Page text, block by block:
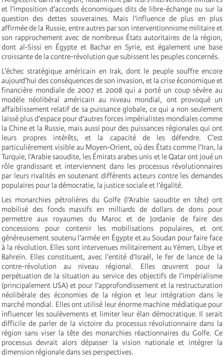
et l’imposition d’accords économiques dits de libre-échange ou sur la
question des dettes souveraines. Mais l’influence de plus en plus
affirmée de la Russie, entre autres par son interventionnisme militaire et
son rapprochement avec de nombreux États autoritaires de la région,
dont al-Sissi en Égypte et Bachar en Syrie, est également une base
croissante de la contre-révolution que subissent les peuples concernés.
L’échec stratégique américain en Irak, dont le peuple souffre encore
aujourd’hui des conséquences de son invasion, et la crise économique et
financière mondiale de 2007 et 2008 qui a porté un coup sévère au
modèle néolibéral américain au niveau mondial, ont provoqué un
affaiblissement relatif de sa puissance globale, ce qui a non seulement
laissé plus d’espace pour d’autres forces impérialistes mondiales comme
la Chine et la Russie, mais aussi pour des puissances régionales qui ont
leurs propres intérêts, et la capacité de les défendre. C’est
particulièrement visible au Moyen-Orient, où des États comme l’Iran, la
Turquie, l’Arabie saoudite, les Émirats arabes unis et le Qatar ont joué un
rôle grandissant et interviennent dans les processus révolutionnaires
par leurs rivalités en soutenant différents acteurs contre les demandes
populaires pour la démocratie, la justice sociale et l’égalité.
Les monarchies pétrolières du Golfe (l’Arabie saoudite en tête) ont
mobilisé des fonds massifs en milliards de dollars de dons pour
permettre aux royaumes du Maroc et de Jordanie de faire des
concessions pour contenir les mobilisations populaires, et ont
généreusement soutenu l'armée en Égypte et au Soudan pour faire face
à la révolution. Elles sont intervenues militairement au Yémen, Libye et
Bahreïn. Elles constituent, avec l’entité d’Israël, le fer de lance de la
contre-révolution au niveau régional. Elles œuvrent pour la
perpétuation de la situation au service des objectifs de l'impérialisme
(principalement USA) et pour l’approfondissement et la restructuration
néolibérale des économies de la région et leur intégration dans le
marché mondial. Elles ont utilisé leur énorme machine médiatique pour
influencer les soulèvements et limiter leur élan démocratique. Il serait
difficile de parler de la victoire du processus révolutionnaire dans la
région sans viser la tête des monarchies réactionnaires du Golfe. Ce
processus devrait alors dépasser la vision nationale et intégrer la
dimension régionale dans ses perspectives.